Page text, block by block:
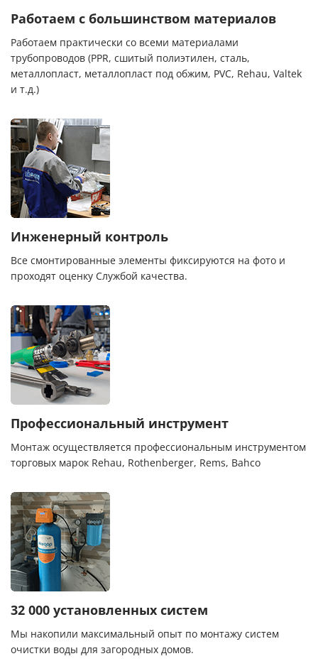
Работаем с большинством материалов
Работаем практически со всеми материалами
трубопроводов (PPR, сшитый полиэтилен, сталь,
металлопласт, металлопласт под обжим, PVC, Rehau, Valtek
и т.д.)
Инженерный контроль
Все смонтированные элементы фиксируются на фото и
проходят оценку Службой качества.
Профессиональный инструмент
Монтаж осуществляется профессиональным инструментом
торговых марок Rehau, Rothenberger, Rems, Bahco
32 000 установленных систем
Мы накопили максимальный опыт по монтажу систем
очистки воды для загородных домов.